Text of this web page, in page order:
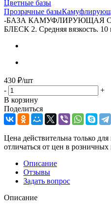
Цветные базы
Прозрачные базы
-БАЗА КАМУФЛИРУЮЩАЯ
БЛЕСК 2. Средняя вязкость. 10
430 ₽/шт
-
+
В корзину
Поделиться
Цена действительна только
отличаться от цен в розничных
Описание
Отзывы
Задать вопрос
Описание